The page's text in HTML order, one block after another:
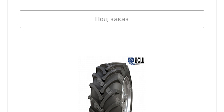
Под заказ